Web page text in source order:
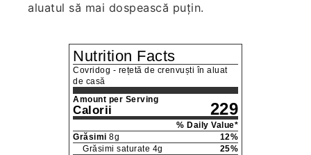
aluatul să mai dospească puțin.
Nutrition Facts
Covridog - rețetă de crenvuști în aluat
de casă
Amount per Serving
Calorii 229
% Daily Value*
Grăsimi 8g 12%
Grăsimi saturate 4g 25%